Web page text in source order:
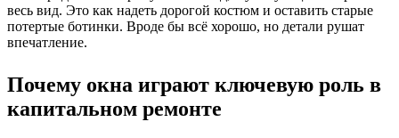
весь вид. Это как надеть дорогой костюм и оставить старые
потертые ботинки. Вроде бы всё хорошо, но детали рушат
впечатление.
Почему окна играют ключевую роль в
капитальном ремонте